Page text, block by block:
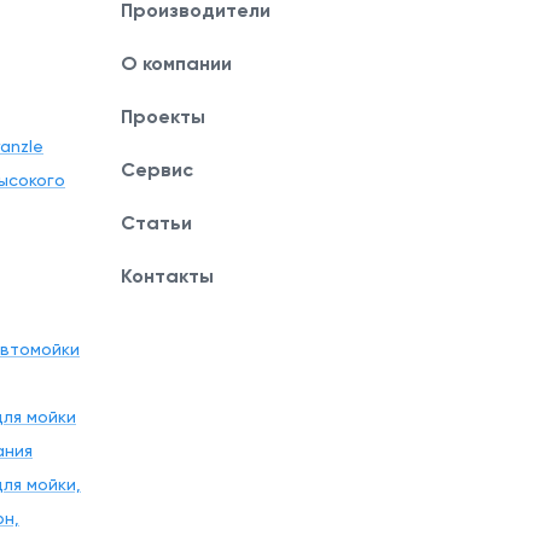
мойки
мойки,
Производители
О компании
Проекты
Сервис
Статьи
Контакты